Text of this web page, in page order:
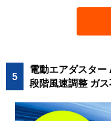
5
電動エアダスター
段階風速調整 ガ